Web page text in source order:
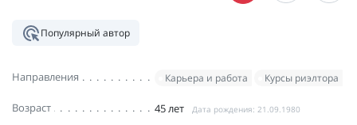
Популярный автор
Направления Карьера и работа Курсы риэлтора
Возраст 45 лет Дата рождения: 21.09.1980